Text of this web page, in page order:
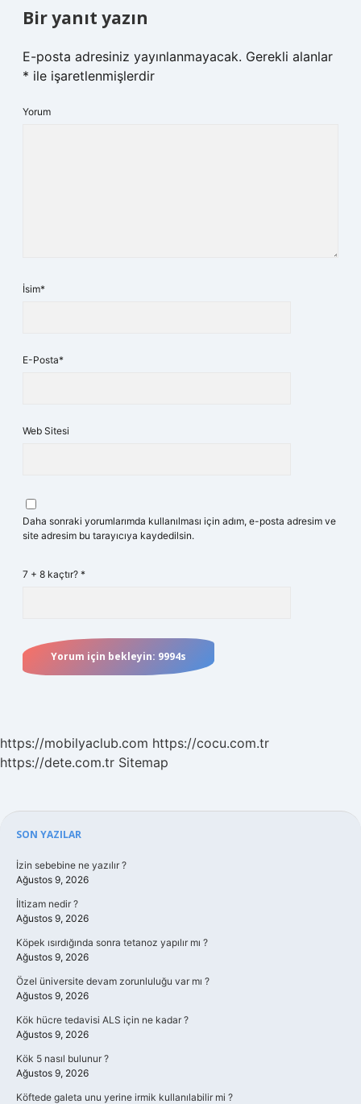
Bir yanıt yazın
E-posta adresiniz yayınlanmayacak. Gerekli alanlar
* ile işaretlenmişlerdir
Yorum
İsim*
E-Posta*
Web Sitesi
Daha sonraki yorumlarımda kullanılması için adım, e-posta adresim ve
site adresim bu tarayıcıya kaydedilsin.
7 + 8 kaçtır? *
https://mobilyaclub.com https://cocu.com.tr
https://dete.com.tr Sitemap
Sidebar
SON YAZILAR
İzin sebebine ne yazılır ?
Ağustos 9, 2026
İltizam nedir ?
Ağustos 9, 2026
Köpek ısırdığında sonra tetanoz yapılır mı ?
Ağustos 9, 2026
Özel üniversite devam zorunluluğu var mı ?
Ağustos 9, 2026
Kök hücre tedavisi ALS için ne kadar ?
Ağustos 9, 2026
Kök 5 nasıl bulunur ?
Ağustos 9, 2026
Köftede galeta unu yerine irmik kullanılabilir mi ?